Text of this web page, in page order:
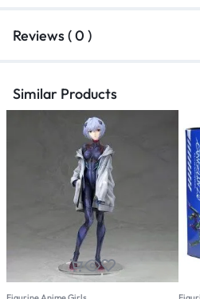
Reviews ( 0 )
Similar Products